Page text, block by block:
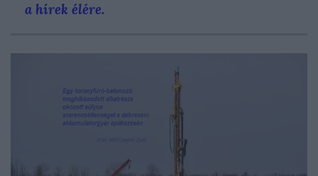
a hírek élére.